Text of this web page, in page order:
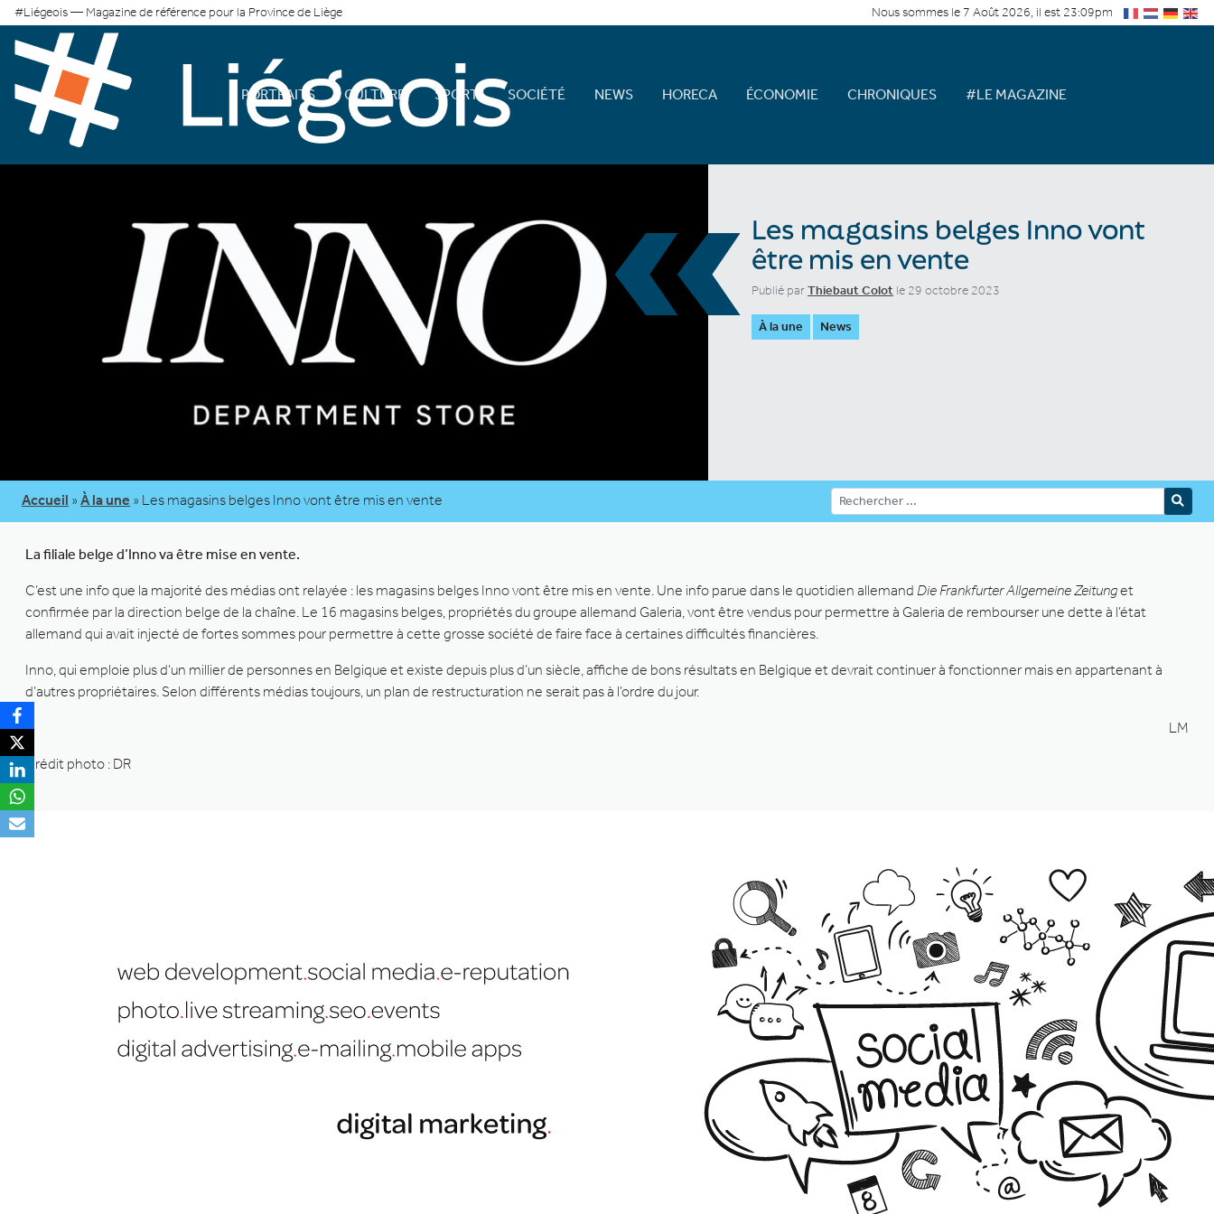
#Liégeois — Magazine de référence pour la Province de Liège Nous sommes le 7 Août 2026, il est 23:09pm
PORTRAITS CULTURE SPORT SOCIÉTÉ NEWS HORECA ÉCONOMIE CHRONIQUES #LE MAGAZINE
«Les magasins belges Inno vont
être mis en vente
Publié parThiebaut Colot le 29 octobre 2023
À la une News
Accueil » À la une » Les magasins belges Inno vont être mis en vente
La filiale belge d’Inno va être mise en vente.
C’est une info que la majorité des médias ont relayée : les magasins belges Inno vont être mis en vente. Une info parue dans le quotidien allemand Die Frankfurter Allgemeine Zeitunget
confirmée par la direction belge de la chaîne. Le 16 magasins belges, propriétés du groupe allemand Galeria, vont être vendus pour permettre à Galeria de rembourser une dette à l’état
allemand qui avait injecté de fortes sommes pour permettre à cette grosse société de faire face à certaines difficultés financières.
Inno, qui emploie plus d’un millier de personnes en Belgique et existe depuis plus d’un siècle, affiche de bons résultats en Belgique et devrait continuer à fonctionner mais en appartenant à
d’autres propriétaires. Selon différents médias toujours, un plan de restructuration ne serait pas à l’ordre du jour.
LM
Crédit photo : DR